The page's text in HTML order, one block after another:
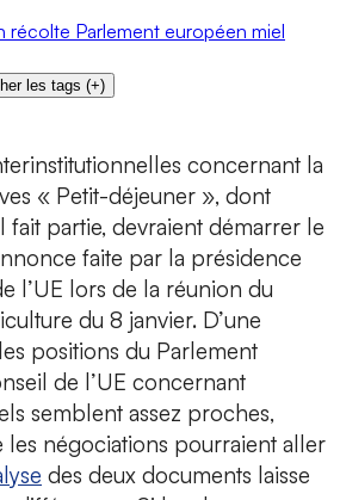
récolte Parlement européen miel
les tags (+)
concernant la
« Petit-déjeuner », dont
fait partie, devraient démarrer le
faite par la présidence
l’UE lors de la réunion du
du 8 janvier. D’une
positions du Parlement
de l’UE concernant
semblent assez proches,
les négociations pourraient aller
des deux documents laisse